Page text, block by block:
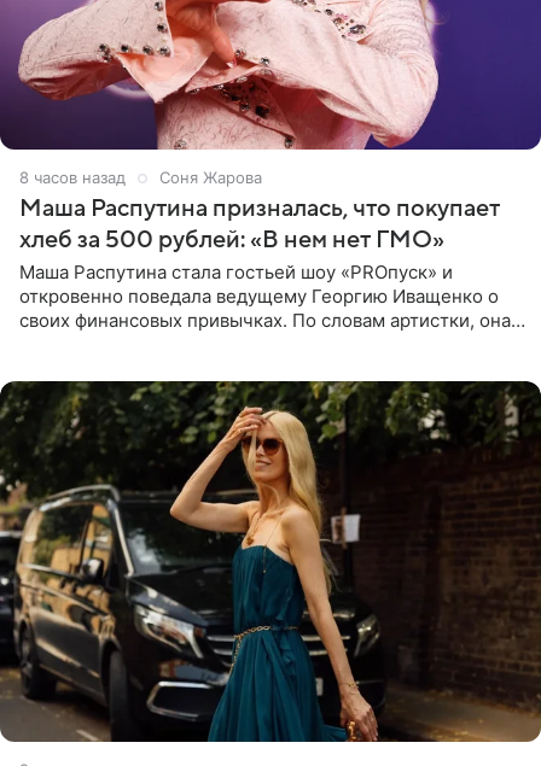
8 часов назад Соня Жарова
Маша Распутина призналась, что покупает
хлеб за 500 рублей: «В нем нет ГМО»
Маша Распутина стала гостьей шоу «PROпуск» и
откровенно поведала ведущему Георгию Иващенко о
своих финансовых привычках. По словам артистки, она